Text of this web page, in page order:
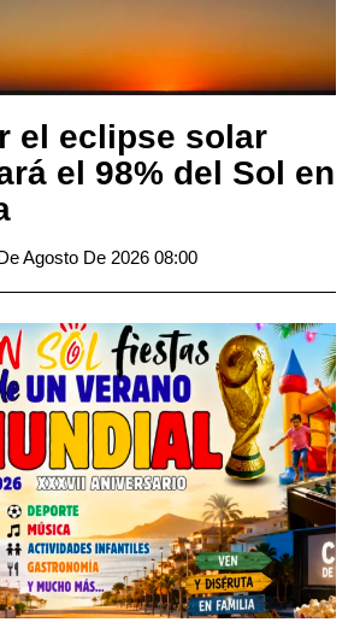
el eclipse solar
el 98% del Sol en
Agosto De 2026 08:00